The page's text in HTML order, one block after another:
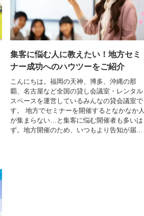
集客に悩む人に教えたい！地方セミ
ナー成功へのハウツーをご紹介
こんにちは。福岡の天神、博多、沖縄の那
覇、名古屋など全国の貸し会議室・レンタル
スペースを運営しているみんなの貸会議室で
す。 地方でセミナーを開催するとなかなか人
が集まらない…と集客に悩む開催者も多いは
ず。地方開催のため、いつもより告知が届...